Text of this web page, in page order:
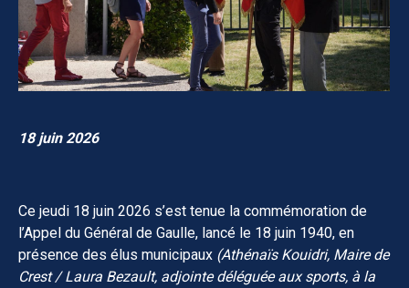
18 juin 2026
Ce jeudi 18 juin 2026 s’est tenue la commémoration de
l’Appel du Général de Gaulle, lancé le 18 juin 1940, en
présence des élus municipaux (Athénaïs Kouidri, Maire de
Crest / Laura Bezault, adjointe déléguée aux sports, à la